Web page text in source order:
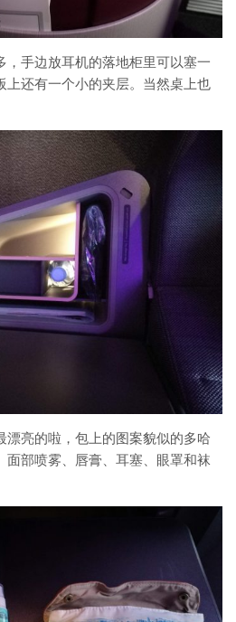
，手边放耳机的落地柜里可以塞一
上还有一个小的夹层。当然桌上也
漂亮的啦，包上的图案貌似的多哈
面部喷雾、唇膏、耳塞、眼罩和袜